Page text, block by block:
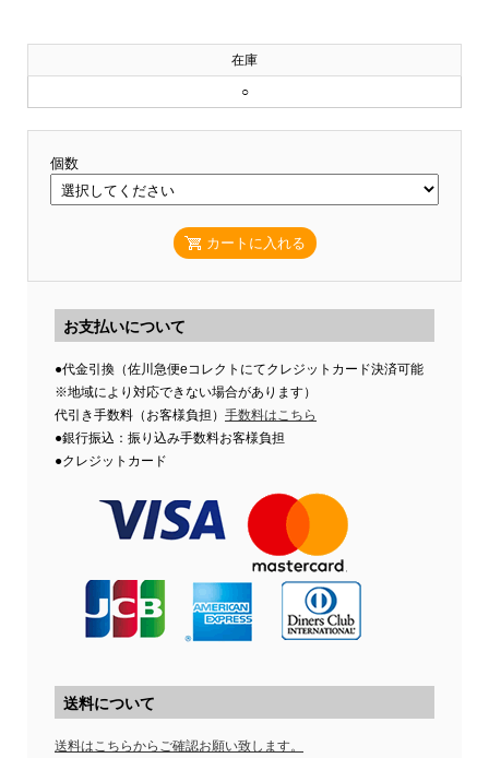
在庫
○
個数
カートに入れる
お支払いについて
●代金引換（佐川急便eコレクトにてクレジットカード決済可能
※地域により対応できない場合があります）
代引き手数料（お客様負担） 手数料はこちら
●銀行振込：振り込み手数料お客様負担
●クレジットカード
送料について
送料はこちらからご確認お願い致します。